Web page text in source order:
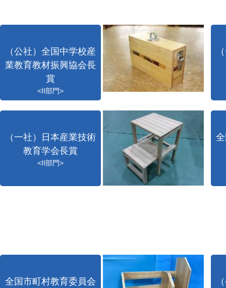
（公社）全国中学校産
業教育教材振興協会長
賞
<II部門>
（一社）日本産業技術
教育学会長賞
<II部門>
全国市町村教育委員会